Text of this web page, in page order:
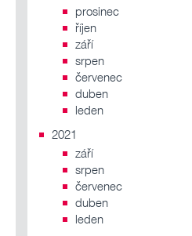
prosinec
říjen
září
srpen
červenec
duben
leden
2021
září
srpen
červenec
duben
leden